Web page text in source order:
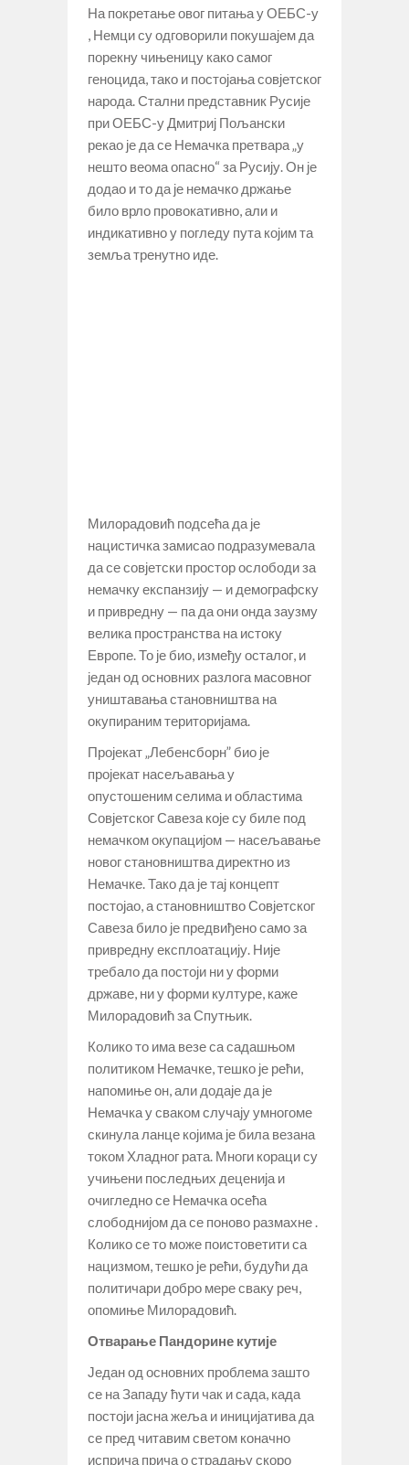
На покретање овог питања у ОЕБС-у
, Немци су одговорили покушајем да
порекну чињеницу како самог
геноцида, тако и постојања совјетског
народа. Стални представник Русије
при ОЕБС-у Дмитриј Пољански
рекао је да се Немачка претвара „у
нешто веома опасно“ за Русију. Он је
додао и то да је немачко држање
било врло провокативно, али и
индикативно у погледу пута којим та
земља тренутно иде.
Милорадовић подсећа да је
нацистичка замисао подразумевала
да се совјетски простор ослободи за
немачку експанзију — и демографску
и привредну — па да они онда заузму
велика пространства на истоку
Европе. То је био, између осталог, и
један од основних разлога масовног
уништавања становништва на
окупираним територијама.
Пројекат „Лебенсборн” био је
пројекат насељавања у
опустошеним селима и областима
Совјетског Савеза које су биле под
немачком окупацијом — насељавање
новог становништва директно из
Немачке. Тако да је тај концепт
постојао, а становништво Совјетског
Савеза било је предвиђено само за
привредну експлоатацију. Није
требало да постоји ни у форми
државе, ни у форми културе, каже
Милорадовић за Спутњик.
Колико то има везе са садашњом
политиком Немачке, тешко је рећи,
напомиње он, али додаје да је
Немачка у сваком случају умногоме
скинула ланце којима је била везана
током Хладног рата. Многи кораци су
учињени последњих деценија и
очигледно се Немачка осећа
слободнијом да се поново размахне .
Колико се то може поистоветити са
нацизмом, тешко је рећи, будући да
политичари добро мере сваку реч,
опомиње Милорадовић.
Отварање Пандорине кутије
Један од основних проблема зашто
се на Западу ћути чак и сада, када
постоји јасна жеља и иницијатива да
се пред читавим светом коначно
исприча прича о страдању скоро